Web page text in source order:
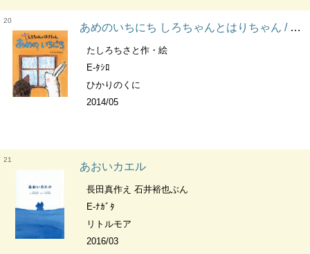
20
あめのいちにち しろちゃんとはりちゃん / たしろちさと作・絵
たしろちさと作・絵
E-ﾀｼﾛ
ひかりのくに
2014/05
21
あおいカエル
長田真作え 石井裕也ぶん
E-ﾅｶﾞﾀ
リトルモア
2016/03